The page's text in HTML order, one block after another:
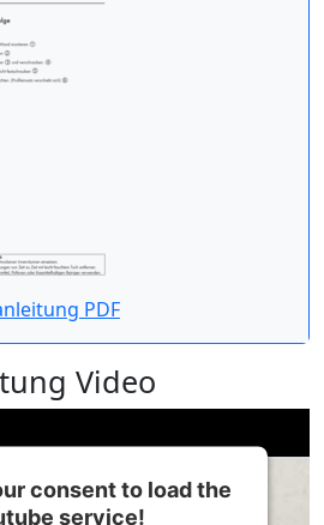
PDF
Video
consent to load the
service!